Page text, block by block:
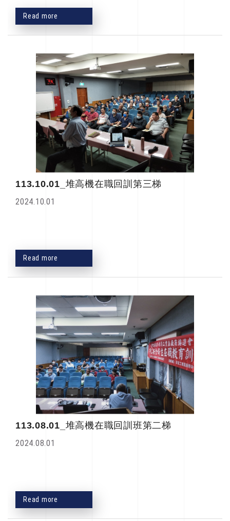
Read more
113.10.01_堆高機在職回訓第三梯
2024.10.01
Read more
113.08.01_堆高機在職回訓班第二梯
2024.08.01
Read more